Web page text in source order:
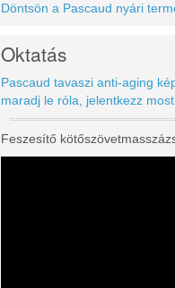
Döntsön a Pascaud nyári
Oktatás
Pascaud tavaszi anti-aging
maradj le róla, jelentkezz
Feszesítő